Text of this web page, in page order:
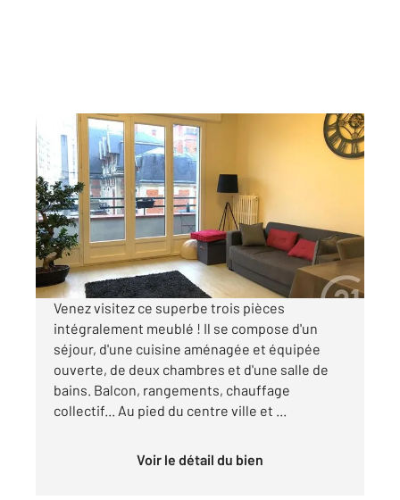
TROYES 10
65 m
, 3 pièces
Ref : 53195
Appartement F3 à louer
842 €
par mois charges comprises
Venez visitez ce superbe trois pièces
intégralement meublé ! Il se compose d'un
séjour, d'une cuisine aménagée et équipée
ouverte, de deux chambres et d'une salle de
bains. Balcon, rangements, chauffage
collectif... Au pied du centre ville et ...
Voir le détail du bien